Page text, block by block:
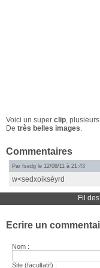
Voici un super clip,
De très belles images.
Commentaires
Par fsedg le 12/08/11 à 21:43
w<sedxoiksèyrd
Fil
Ecrire un
Nom :
Site (facultatif) :